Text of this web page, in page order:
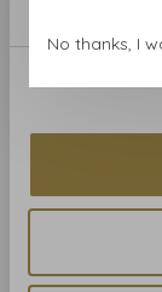
ARTE
ARTE behang
No thanks, I